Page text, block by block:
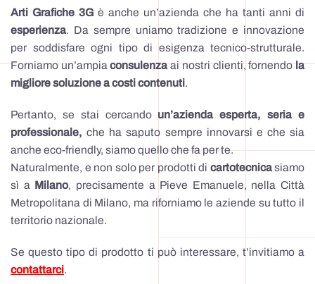
Arti Grafiche 3G è anche un’azienda che ha tanti anni di
esperienza. Da sempre uniamo tradizione e innovazione
per soddisfare ogni tipo di esigenza tecnico-strutturale.
Forniamo un’ampiaconsulenzaai nostri clienti, fornendola
migliore soluzione a costi contenuti.
Pertanto, se stai cercando un’azienda esperta, seria e
professionale, che ha saputo sempre innovarsi e che sia
anche eco-friendly, siamo quello che fa per te.
Naturalmente, e non solo per prodotti di cartotecnicasiamo
sì a Milano, precisamente a Pieve Emanuele, nella Città
Metropolitana di Milano, ma riforniamo le aziende su tutto il
territorio nazionale.
Se questo tipo di prodotto ti può interessare, t’invitiamo a
contattarci.